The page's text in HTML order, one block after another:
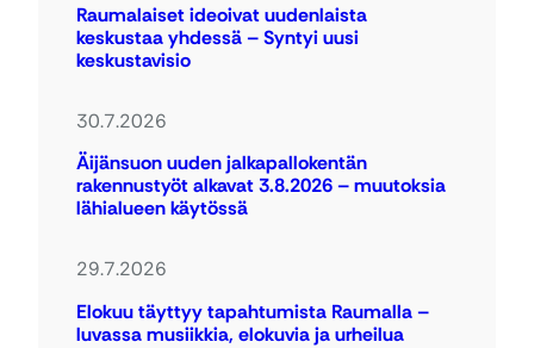
Raumalaiset ideoivat uudenlaista
keskustaa yhdessä – Syntyi uusi
keskustavisio
30.7.2026
Äijänsuon uuden jalkapallokentän
rakennustyöt alkavat 3.8.2026 – muutoksia
lähialueen käytössä
29.7.2026
Elokuu täyttyy tapahtumista Raumalla –
luvassa musiikkia, elokuvia ja urheilua